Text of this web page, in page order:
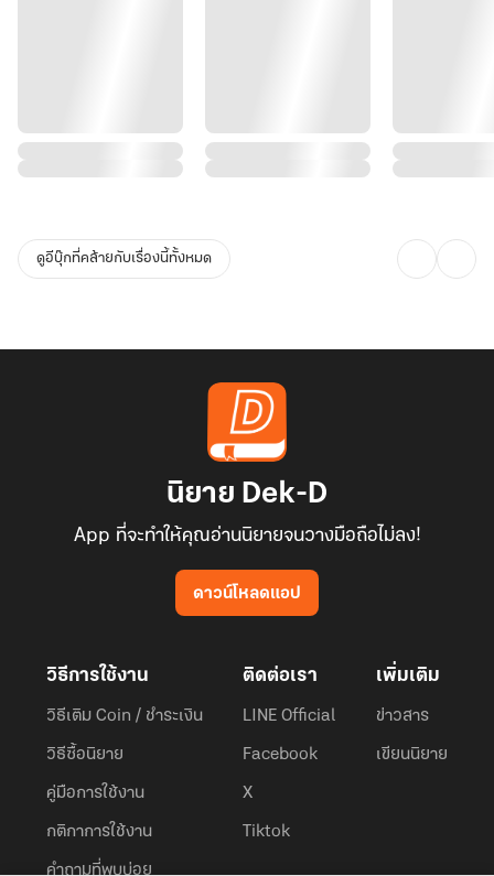
ดูอีบุ๊กที่คล้ายกับเรื่องนี้ทั้งหมด
นิยาย Dek-D
App ที่จะทำให้คุณอ่านนิยายจนวางมือถือไม่ลง!
ดาวน์โหลดแอป
วิธีการใช้งาน
วิธีเติม Coin / ชำระเงิน
วิธีซื้อนิยาย
คู่มือการใช้งาน
กติกาการใช้งาน
คำถามที่พบบ่อย
ติดต่อเรา
LINE Official
Facebook
X
Tiktok
เพิ่มเติม
ข่าวสาร
เขียนนิยาย